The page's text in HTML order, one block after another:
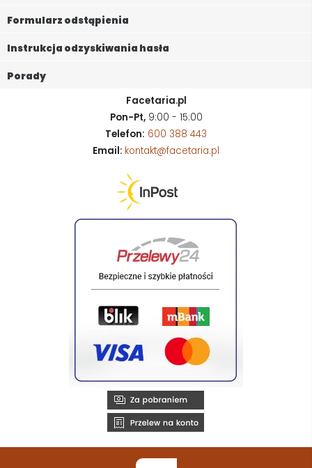
Formularz odstąpienia
Instrukcja odzyskiwania hasła
Porady
Facetaria.pl
Pon-Pt,9:00 - 15:00
Telefon: 600 388 443
Email: kontakt@facetaria.pl